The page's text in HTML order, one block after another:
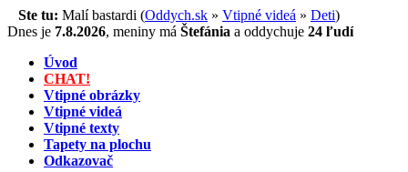
Ste tu: Malí bastardi (Oddych.sk » Vtipné videá » Deti)
Dnes je 7.8.2026, meniny má Štefánia a oddychuje 24 ľudí
Úvod
CHAT!
Vtipné obrázky
Vtipné videá
Vtipné texty
Tapety na plochu
Odkazovač